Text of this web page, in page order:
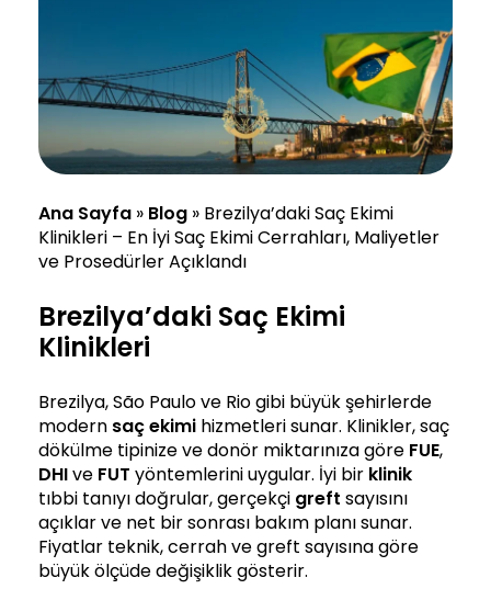
Ana Sayfa » Blog » Brezilya’daki Saç Ekimi
Klinikleri – En İyi Saç Ekimi Cerrahları, Maliyetler
ve Prosedürler Açıklandı
Brezilya’daki Saç Ekimi
Klinikleri
Brezilya, São Paulo ve Rio gibi büyük şehirlerde
modern saç ekimi hizmetleri sunar. Klinikler, saç
dökülme tipinize ve donör miktarınıza göre FUE,
DHIve FUT yöntemlerini uygular. İyi bir klinik
tıbbi tanıyı doğrular, gerçekçi greft sayısını
açıklar ve net bir sonrası bakım planı sunar.
Fiyatlar teknik, cerrah ve greft sayısına göre
büyük ölçüde değişiklik gösterir.